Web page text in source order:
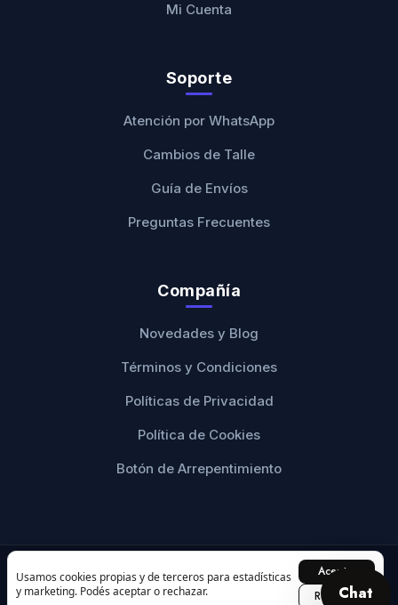
Usamos cookies propias y de terceros para estadísticas
y marketing. Podés aceptar o rechazar.
Aceptar
Rechazar
Mi Cuenta
Soporte
Atención por WhatsApp
Cambios de Talle
Guía de Envíos
Preguntas Frecuentes
Compañía
Novedades y Blog
Términos y Condiciones
Políticas de Privacidad
Política de Cookies
Botón de Arrepentimiento
© 2026 Ranwey Personalizados. Todos los derechos
reservados.
Chat